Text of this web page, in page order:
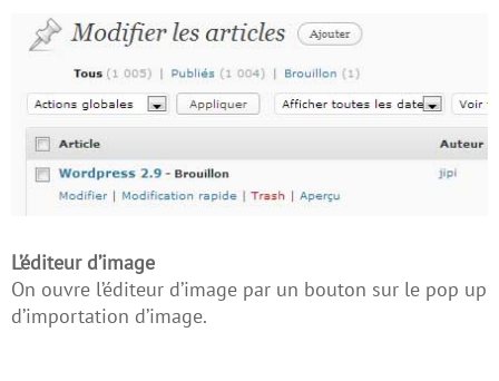
L’éditeur d’image
On ouvre l’éditeur d’image par un bouton sur le pop up
d’importation d’image.